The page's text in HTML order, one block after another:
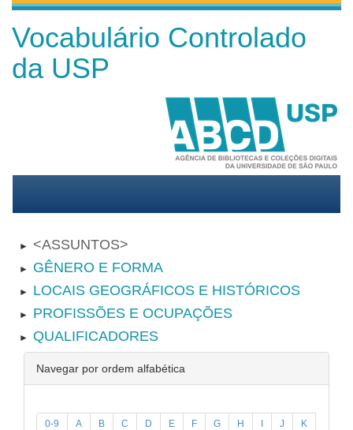
Vocabulário Controlado
da USP
► ASSUNTOS
► GÊNERO E FORMA
► LOCAIS GEOGRÁFICOS E HISTÓRICOS
► PROFISSÕES E OCUPAÇÕES
► QUALIFICADORES
Navegar por ordem alfabética
0-9 A B C D E F G H I J K